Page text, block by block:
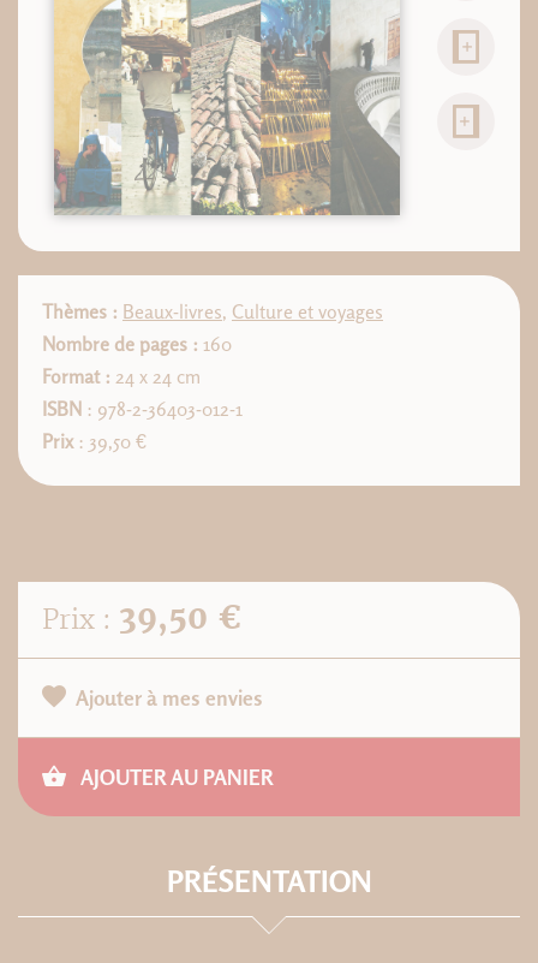
Thèmes : Beaux-livres, Culture et voyages
Nombre de pages : 160
Format : 24 x 24 cm
ISBN : 978-2-36403-012-1
Prix : 39,50 €
Prix : 39,50 €
Ajouter à mes envies
AJOUTER AU PANIER
PRÉSENTATION